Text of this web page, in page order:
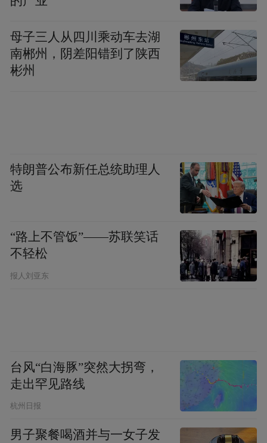
——在教师发展中涵养师德。学校特别关注
青年教师成长，实施精准培养计划。从入职
——在党建引领上升华师德。通过将师德建
设与基层党组织建设深度融合，依托“三会一
课”、主题党日等活动，实现党性锻炼与师德
务。
母子三人从四川乘动车去湖
南郴州，阴差阳错到了陕西
彬州
特朗普公布新任总统助理人
选
“路上不管饭”——苏联笑话
不轻松
报人刘亚东
台风“白海豚”突然大拐弯，
走出罕见路线
杭州日报
男子聚餐喝酒并与一女子发